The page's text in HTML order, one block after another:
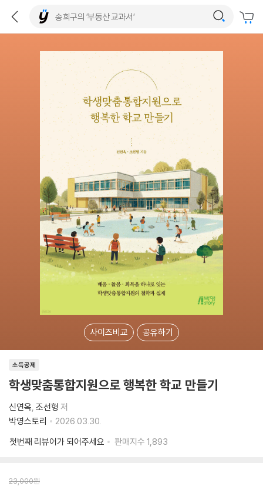
사이즈비교 공유하기
소득공제
학생맞춤통합지원으로 행복한 학교 만들기
신연옥 조선형 저
박영스토리
2026.03.30.
첫번째 리뷰어가 되어주세요
판매지수 1,893
23,000원